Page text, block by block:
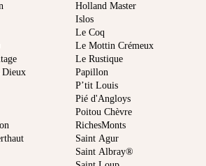
Dieux
Holland Master
Islos
Le Coq
Le Mottin Crémeux
Le Rustique
Papillon
P’tit Louis
Pié d'Angloys
Poitou Chèvre
RichesMonts
Saint Agur
Saint Albray®